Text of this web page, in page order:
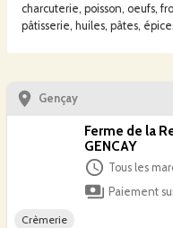
charcuterie, poisson, oeufs,
pâtisserie, huiles, pâtes,
Gençay
Ferme de la
GENCAY
Tous les
Paiement
Crèmerie